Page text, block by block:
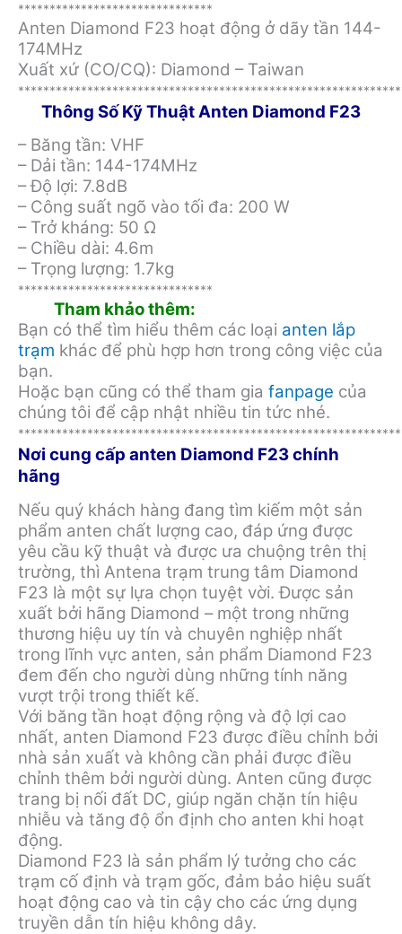
*******************************
Anten Diamond F23 hoạt động ở dãy tần 144-
174MHz
Xuất xứ (CO/CQ): Diamond – Taiwan
Thông Số Kỹ Thuật Anten Diamond F23
– Băng tần: VHF
– Dải tần: 144-174MHz
– Độ lợi: 7.8dB
– Công suất ngõ vào tối đa: 200 W
– Trở kháng: 50 Ω
– Chiều dài: 4.6m
– Trọng lượng: 1.7kg
*******************************
Tham khảo thêm:
Bạn có thể tìm hiểu thêm các loại anten lắp
trạm khác để phù hợp hơn trong công việc của
bạn.
Hoặc bạn cũng có thể tham gia fanpage của
chúng tôi để cập nhật nhiều tin tức nhé.
Nơi cung cấp anten Diamond F23 chính
hãng
Nếu quý khách hàng đang tìm kiếm một sản
phẩm anten chất lượng cao, đáp ứng được
yêu cầu kỹ thuật và được ưa chuộng trên thị
trường, thì Antena trạm trung tâm Diamond
F23 là một sự lựa chọn tuyệt vời. Được sản
xuất bởi hãng Diamond – một trong những
thương hiệu uy tín và chuyên nghiệp nhất
trong lĩnh vực anten, sản phẩm Diamond F23
đem đến cho người dùng những tính năng
vượt trội trong thiết kế.
Với băng tần hoạt động rộng và độ lợi cao
nhất, anten Diamond F23 được điều chỉnh bởi
nhà sản xuất và không cần phải được điều
chỉnh thêm bởi người dùng. Anten cũng được
trang bị nối đất DC, giúp ngăn chặn tín hiệu
nhiễu và tăng độ ổn định cho anten khi hoạt
động.
Diamond F23 là sản phẩm lý tưởng cho các
trạm cố định và trạm gốc, đảm bảo hiệu suất
hoạt động cao và tin cậy cho các ứng dụng
truyền dẫn tín hiệu không dây.